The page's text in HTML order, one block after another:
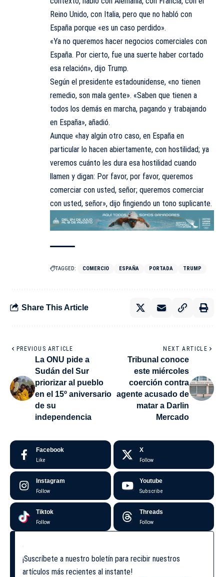
Reino Unido, con Italia, pero que no habló con
España porque «es un caso perdido».
«Ya no queremos hacer negocios comerciales con
España. Por cierto, fue una suerte haber cortado
esa relación», dijo Trump.
Según el presidente estadounidense, «no tienen
remedio, son mala gente». «Saben que tienen a
todos los demás en marcha, pagando y trabajando
en España», añadió.
Aunque «hay algún otro caso, en España en
particular lo hacen abiertamente, con hostilidad; ya
veremos cuánto les dura esa hostilidad cuando
llamen y digan: Por favor, por favor, queremos
comerciar con usted, señor; queremos comerciar
con usted, señor», dijo fingiendo un tono suplicante.
TAGGED: COMERCIO ESPAÑA PORTADA TRUMP
Share This Article
PREVIOUS ARTICLE
La ONU pide a
Sudán del Sur
priorizar al pueblo
en el 15º aniversario
de su
independencia
NEXT ARTICLE
Tribunal conoce
este miércoles
coerción contra
agente acusado de
matar a Darlin
Mercado
Facebook
Like
X
Follow
Instagram
Follow
Youtube
Subscribe
Tiktok
Follow
Threads
Follow
¡Suscríbete a nuestro boletín para recibir nuestros
artículos más recientes al instante!